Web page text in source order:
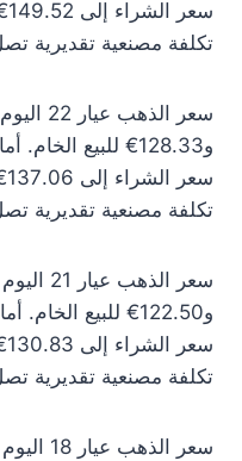
تكلفة مصنعية تقديرية تصل إلى
و128.33€ للبيع
تكلفة مصنعية تقديرية تصل إلى
و122.50€ للبيع
تكلفة مصنعية تقديرية تصل إلى